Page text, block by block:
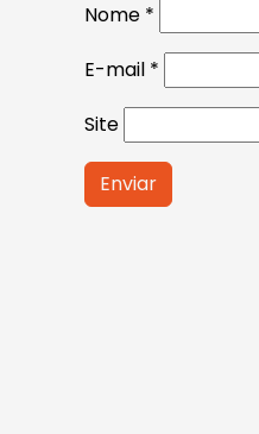
Nome *
E-mail *
Site